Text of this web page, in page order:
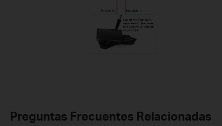
Preguntas Frecuentes Relacionadas